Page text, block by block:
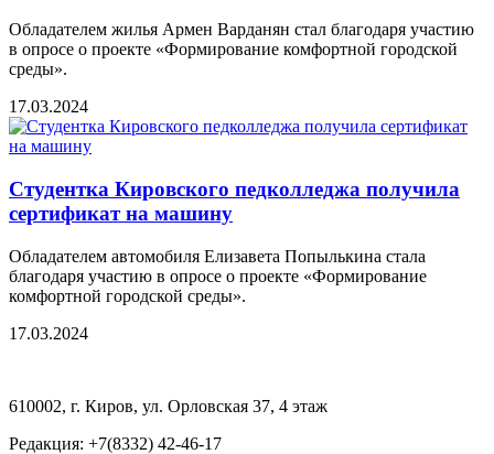
Обладателем жилья Армен Варданян стал благодаря участию
в опросе о проекте «Формирование комфортной городской
среды».
17.03.2024
Студентка Кировского педколледжа получила
сертификат на машину
Обладателем автомобиля Елизавета Попылькина стала
благодаря участию в опросе о проекте «Формирование
комфортной городской среды».
17.03.2024
610002, г. Киров, ул. Орловская 37, 4 этаж
Редакция: +7(8332) 42-46-17